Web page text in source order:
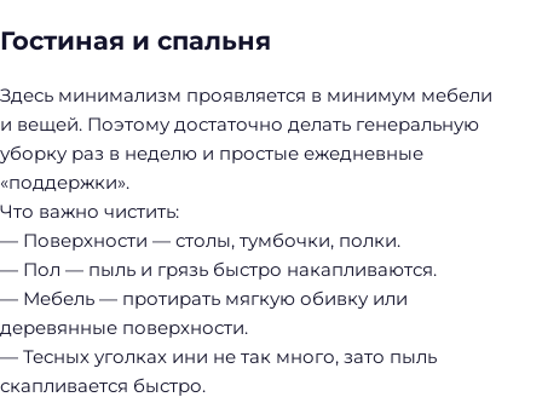
Гостиная и спальня
Здесь минимализм проявляется в минимум мебели
и вещей. Поэтому достаточно делать генеральную
уборку раз в неделю и простые ежедневные
«поддержки».
Что важно чистить:
— Поверхности — столы, тумбочки, полки.
— Пол — пыль и грязь быстро накапливаются.
— Мебель — протирать мягкую обивку или
деревянные поверхности.
— Тесных уголках ини не так много, зато пыль
скапливается быстро.